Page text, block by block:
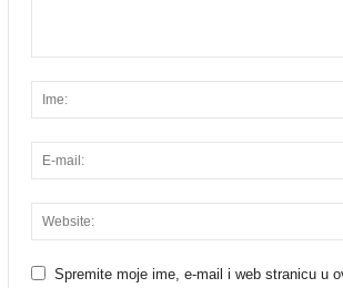
Spremite moje ime, e-mail i web stranicu u